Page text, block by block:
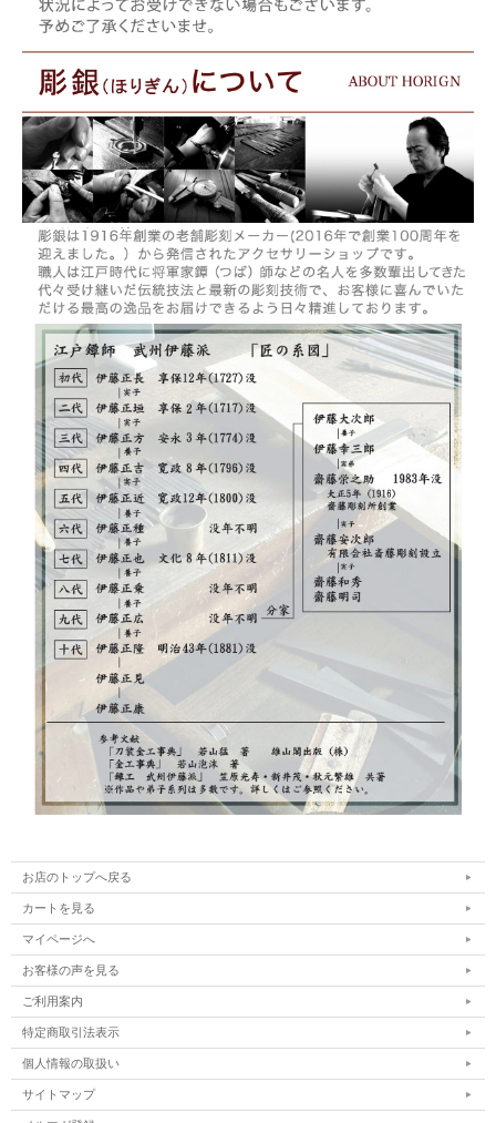
お店のトップへ戻る
カートを見る
マイページへ
お客様の声を見る
ご利用案内
特定商取引法表示
個人情報の取扱い
サイトマップ